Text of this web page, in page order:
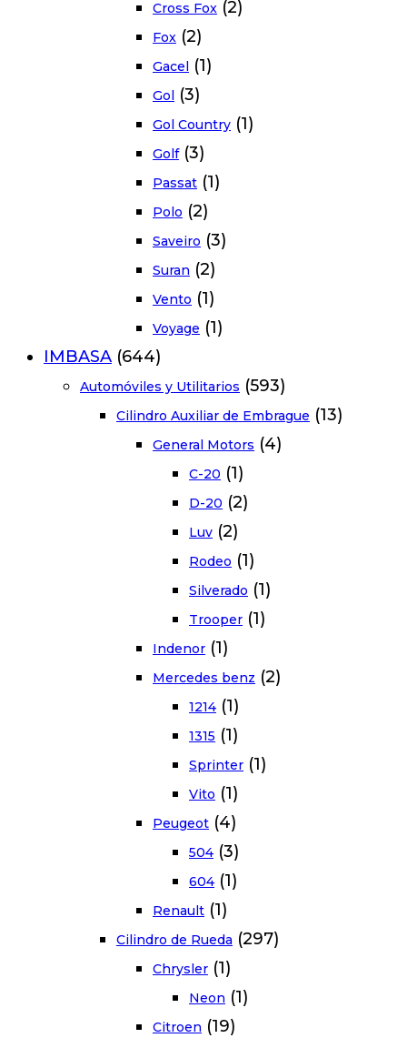
Cross Fox (2)
Fox (2)
Gacel (1)
Gol (3)
Gol Country (1)
Golf (3)
Passat (1)
Polo (2)
Saveiro (3)
Suran (2)
Vento (1)
Voyage (1)
IMBASA (644)
Automóviles y Utilitarios (593)
Cilindro Auxiliar de Embrague (13)
General Motors (4)
C-20 (1)
D-20 (2)
Luv (2)
Rodeo (1)
Silverado (1)
Trooper (1)
Indenor (1)
Mercedes benz (2)
1214 (1)
1315 (1)
Sprinter (1)
Vito (1)
Peugeot (4)
504 (3)
604 (1)
Renault (1)
Cilindro de Rueda (297)
Chrysler (1)
Neon (1)
Citroen (19)